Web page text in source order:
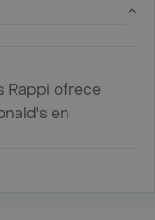
Rappi ofrece
en